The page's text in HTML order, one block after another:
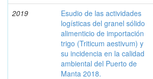
2019
Esudio de las actividades
logísticas del granel sólido
alimenticio de importación
trigo (Triticum aestivum) y
su incidencia en la calidad
ambiental del Puerto de
Manta 2018.